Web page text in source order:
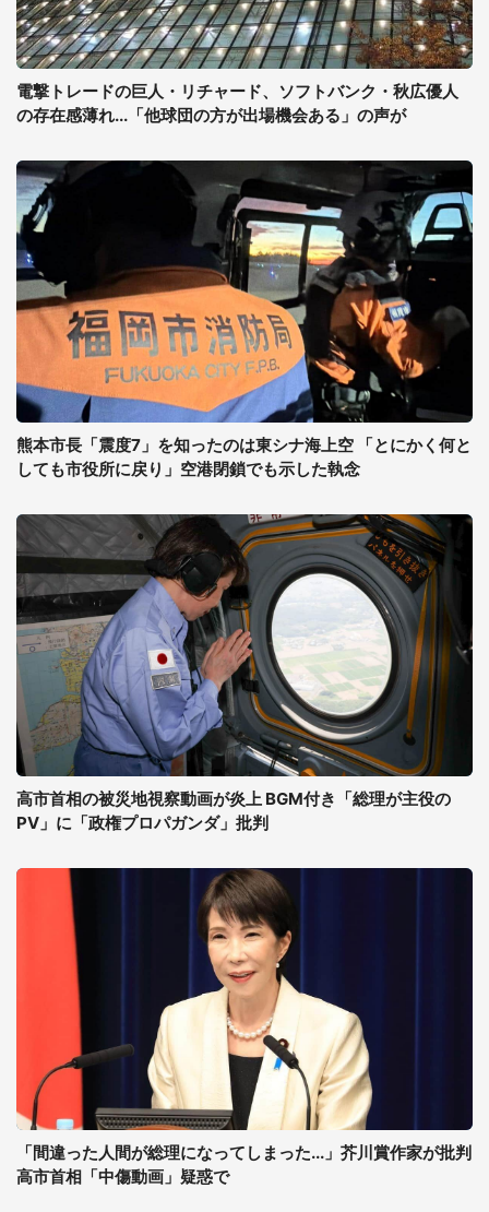
電撃トレードの巨人・リチャード、ソフトバンク・秋広優人
の存在感薄れ...「他球団の方が出場機会ある」の声が
熊本市長「震度7」を知ったのは東シナ海上空 「とにかく何と
しても市役所に戻り」空港閉鎖でも示した執念
高市首相の被災地視察動画が炎上 BGM付き「総理が主役の
PV」に「政権プロパガンダ」批判
「間違った人間が総理になってしまった...」芥川賞作家が批判
高市首相「中傷動画」疑惑で